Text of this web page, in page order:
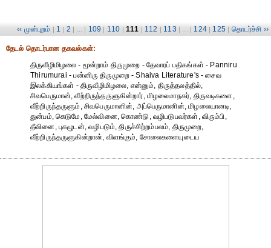
‹‹ முன்புறம் | 1 | 2 | ... | 109 | 110 | 111 | 112 | 113 | ... | 124 | 125 | தொடர்ச்சி ››
தேட‌ல் தொட‌ர்பான தகவ‌ல்க‌ள்:
திருவீழிமிழலை - மூன்றாம் திருமுறை - தேவாரப் பதிகங்கள் - Panniru
Thirumurai - பன்னிரு திருமுறை - Shaiva Literature's - சைவ
இலக்கியங்கள் - திருவீழிமிழலை, என்னும், திருத்தலத்தில்,
சிவபெருமான், வீற்றிருந்தருளுகின்றார், மிழலைமாநகர், திருவடிகளை,
வீற்றிருந்தருளும், சிவபெருமானின், அப்பெருமானின், மிழலையானடி,
துன்பம், கெடுமே, மேல்வினை, கொண்டு, வழிபடுபவர்கள், விரும்பி,
தீவினை, புகழுடன், வழிபடும், திருச்சிற்றம்பலம், திருமுறை,
வீற்றிருந்தருளுகின்றான், விளங்கும், சோலைகளையுடைய